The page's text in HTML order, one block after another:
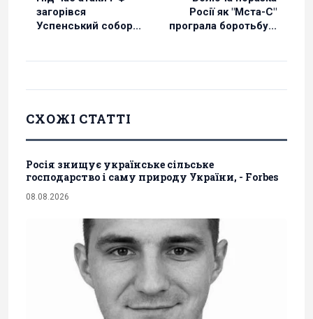
загорівся
Успенський собор...
Росії як "Мста-С"
програла боротьбу...
СХОЖІ СТАТТІ
Росія знищує українське сільське
господарство і саму природу України, - Forbes
08.08.2026